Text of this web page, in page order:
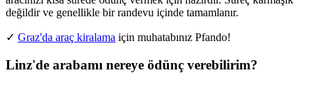
değildir ve genellikle bir randevu içinde tamamlanır.
✓ Graz'da araç kiralama için muhatabınız Pfando!
Linz'de arabamı nereye ödünç verebilirim?